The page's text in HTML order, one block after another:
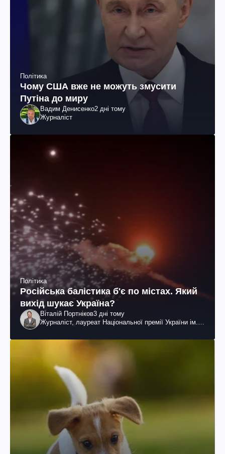
Політика
Чому США вже не можуть змусити
Путіна до миру
Вадим Денисенко2 дні тому
Журналіст
Політика
Російська балістика б'є по містах. Який
вихід шукає Україна?
Віталій Портніков3 дні тому
Журналіст, лауреат Національної премії України ім.